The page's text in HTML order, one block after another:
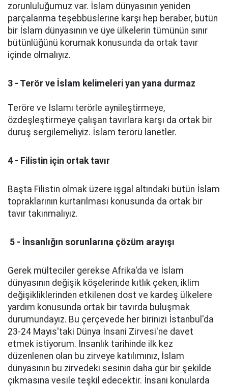
zorunluluğumuz var. İslam dünyasının yeniden
parçalanma teşebbüslerine karşı hep beraber, bütün
bir İslam dünyasının ve üye ülkelerin tümünün sınır
bütünlüğünü korumak konusunda da ortak tavır
içinde olmalıyız.
3 - Terör ve İslam kelimeleri yan yana durmaz
Teröre ve İslamı terörle aynileştirmeye,
özdeşleştirmeye çalışan tavırlara karşı da ortak bir
duruş sergilemeliyiz. İslam terörü lanetler.
4 - Filistin için ortak tavır
Başta Filistin olmak üzere işgal altındaki bütün İslam
topraklarının kurtarılması konusunda da ortak bir
tavır takınmalıyız.
5 - İnsanlığın sorunlarına çözüm arayışı
Gerek mülteciler gerekse Afrika'da ve İslam
dünyasının değişik köşelerinde kıtlık çeken, iklim
değişikliklerinden etkilenen dost ve kardeş ülkelere
yardım konusunda ortak bir tavırda buluşmak
durumundayız. Bu çerçevede her birinizi İstanbul'da
23-24 Mayıs'taki Dünya İnsani Zirvesi'ne davet
etmek istiyorum. İnsanlık tarihinde ilk kez
düzenlenen olan bu zirveye katılımınız, İslam
dünyasının bu zirvedeki sesinin daha gür bir şekilde
çıkmasına vesile teşkil edecektir. İnsani konularda